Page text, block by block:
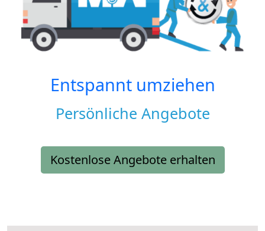
Entspannt umziehen
Persönliche Angebote
Kostenlose Angebote erhalten